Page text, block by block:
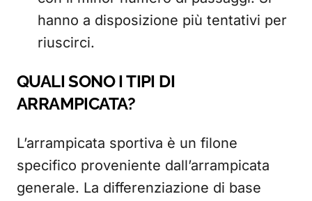
hanno a disposizione più tentativi per
riuscirci.
QUALI SONO I TIPI DI
ARRAMPICATA?
L’arrampicata sportiva è un filone
specifico proveniente dall’arrampicata
generale. La differenziazione di base